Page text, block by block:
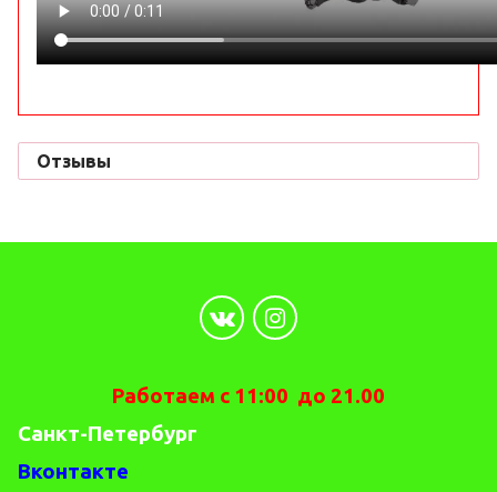
Отзывы
Работаем с 11:00 до 21.00
Санкт-Петербург
Вконтакте